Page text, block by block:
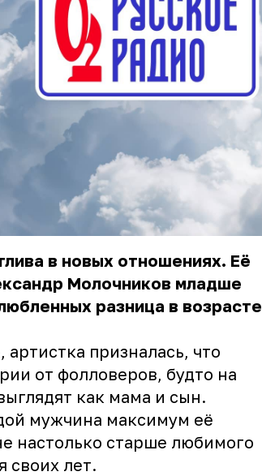
в новых отношениях. Её
Молочников младше
разница в возрасте
призналась, что
от фолловеров, будто на
как мама и сын.
мужчина максимум её
настолько старше любимого
своих лет.